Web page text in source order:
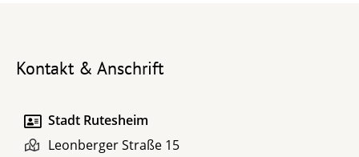
Kontakt & Anschrift
Stadt Rutesheim
Leonberger Straße 15